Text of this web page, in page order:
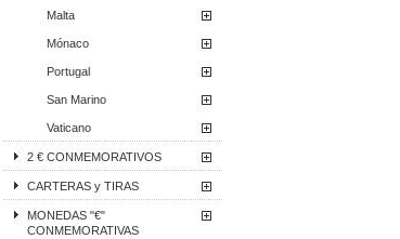
Malta
Mónaco
Portugal
San Marino
Vaticano
2 € CONMEMORATIVOS
CARTERAS y TIRAS
MONEDAS "€"
CONMEMORATIVAS